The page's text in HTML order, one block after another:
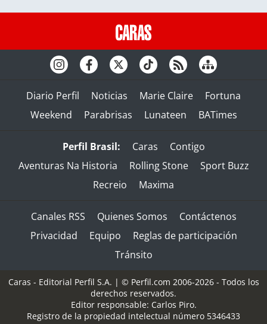
Diario Perfil Noticias Marie Claire
Fortuna
Weekend
Parabrisas Lunateen BATimes
Perfil Brasil: Caras
Contigo
Aventuras Na Historia
Rolling Stone
Sport Buzz
Recreio
Maxima
Canales RSS Quienes Somos
Contáctenos
Privacidad
Equipo
Reglas de participación
Tránsito
Caras - Editorial Perfil S.A. | © Perfil.com 2006-2026 - Todos los
derechos reservados.
Editor responsable: Carlos Piro.
Registro de la propiedad intelectual número 5346433